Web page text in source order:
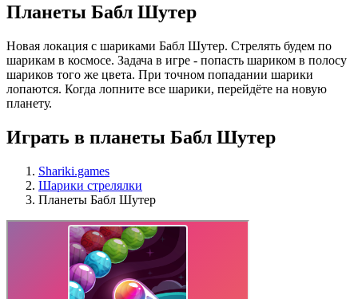
Планеты Бабл Шутер
Новая локация с шариками Бабл Шутер. Стрелять будем по
шарикам в космосе. Задача в игре - попасть шариком в полосу
шариков того же цвета. При точном попадании шарики
лопаются. Когда лопните все шарики, перейдёте на новую
планету.
Играть в планеты Бабл Шутер
Shariki.games
Шарики стрелялки
Планеты Бабл Шутер